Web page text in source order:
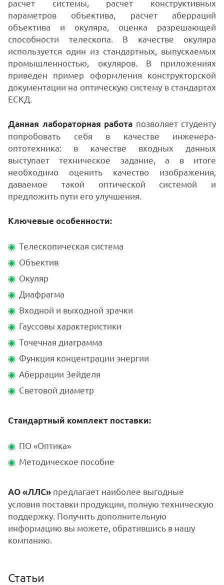
расчет системы, расчет конструктивных
параметров объектива, расчет аберраций
объектива и окуляра, оценка разрешающей
способности телескопа. В качестве окуляра
используется один из стандартных, выпускаемых
промышленностью, окуляров. В приложениях
приведен пример оформления конструкторской
документации на оптическую систему в стандартах
ЕСКД.
Данная лабораторная работа позволяет студенту
попробовать себя в качестве инженера-
оптотехника: в качестве входных данных
выступает техническое задание, а в итоге
необходимо оценить качество изображения,
даваемое такой оптической системой и
предложить пути его улучшения.
Ключевые особенности:
Телескопическая система
Объектив
Окуляр
Диафрагма
Входной и выходной зрачки
Гауссовы характеристики
Точечная диаграмма
Функция концентрации энергии
Аберрации Зейделя
Световой диаметр
Стандартный комплект поставки:
ПО «Оптика»
Методическое пособие
АО «ЛЛС» предлагает наиболее выгодные
условия поставки продукции, полную техническую
поддержку. Получить дополнительную
информацию вы можете, обратившись в нашу
компанию.
Статьи